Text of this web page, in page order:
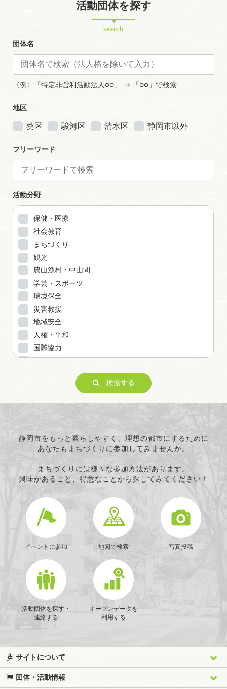
活動団体を探す
search
団体名
〈例〉「特定非営利活動法人○○」 → 「○○」で検索
地区
葵区 駿河区 清水区 静岡市以外
フリーワード
活動分野
保健・医療
社会教育
まちづくり
観光
農山漁村・中山間
学芸・スポーツ
環境保全
災害救援
地域安全
人権・平和
国際協力
子どもの健全育成
消費者保護
連絡・助言・援助
条例で定める活動
検索する
静岡市をもっと暮らしやすく、理想の都市にするために
あなたもまちづくりに参加してみませんか。
まちづくりには様々な参加方法があります。
興味があること、得意なことから探してみてください！
イベントに参加 地図で検索 写真投稿
活動団体を探す・
連絡する
オープンデータを
利用する
サイトについて
団体・活動情報